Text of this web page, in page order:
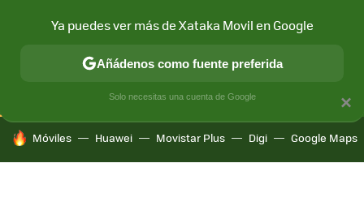
CONECTIVIDAD MÓVIL Y SOCIEDAD APLICACIONES
HOY SE HABLA DE
Móviles Huawei Movistar Plus Digi Google Maps
×
Ya puedes ver más de Xataka Movil en Google
Añádenos como fuente preferida
Solo necesitas una cuenta de Google